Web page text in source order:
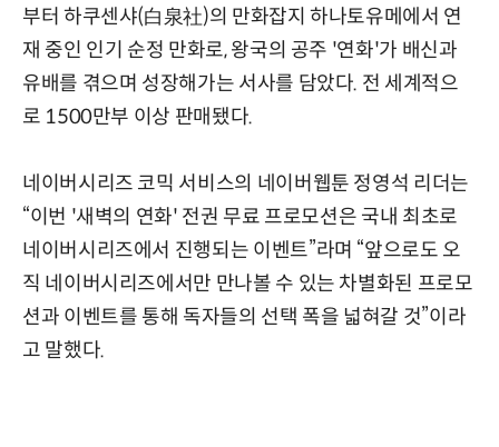
부터 하쿠센샤(白泉社)의 만화잡지 하나토유메에서 연
재 중인 인기 순정 만화로, 왕국의 공주 '연화'가 배신과
유배를 겪으며 성장해가는 서사를 담았다. 전 세계적으
로 1500만부 이상 판매됐다.
네이버시리즈 코믹 서비스의 네이버웹툰 정영석 리더는
“이번 '새벽의 연화' 전권 무료 프로모션은 국내 최초로
네이버시리즈에서 진행되는 이벤트”라며 “앞으로도 오
직 네이버시리즈에서만 만나볼 수 있는 차별화된 프로모
션과 이벤트를 통해 독자들의 선택 폭을 넓혀갈 것”이라
고 말했다.